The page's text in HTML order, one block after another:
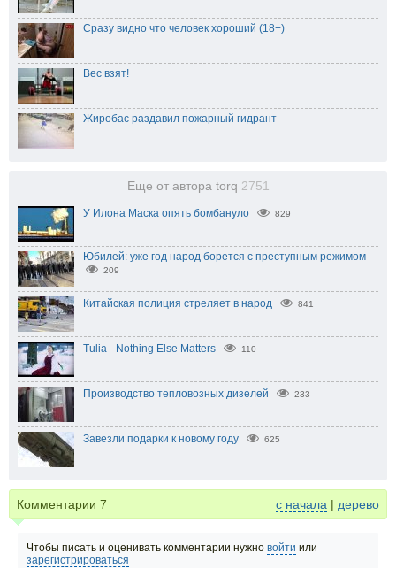
Сразу видно что человек хороший (18+)
Вес взят!
Жиробас раздавил пожарный гидрант
Еще от автора torq 2751
У Илона Маска опять бомбануло 829
Юбилей: уже год народ борется с преступным режимом
209
Китайская полиция стреляет в народ 841
Tulia - Nothing Else Matters 110
Производство тепловозных дизелей 233
Завезли подарки к новому году 625
Комментарии 7 с начала | дерево
Чтобы писать и оценивать комментарии нужно войти или
зарегистрироваться